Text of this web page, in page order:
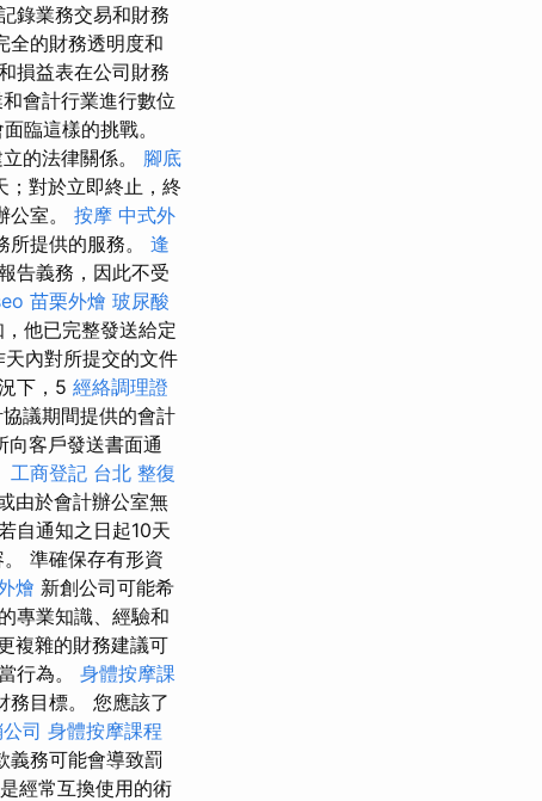
錄業務交易和財務
全的財務透明度和
損益表在公司財務
會計行業進行數位
臨這樣的挑戰。
的法律關係。 腳底
；對於立即終止，終
公室。 按摩 中式外
提供的服務。 逢
告義務，因此不受
苗栗外燴 玻尿酸
他已完整發送給定
內對所提交的文件
下，5 經絡調理證
議期間提供的會計
向客戶發送書面通
工商登記 台北 整復
由於會計辦公室無
若自通知之日起10天
準確保存有形資
燴 新創公司可能希
專業知識、經驗和
複雜的財務建議可
行為。 身體按摩課
務目標。 您應該了
司 身體按摩課程
義務可能會導致罰
經常互換使用的術